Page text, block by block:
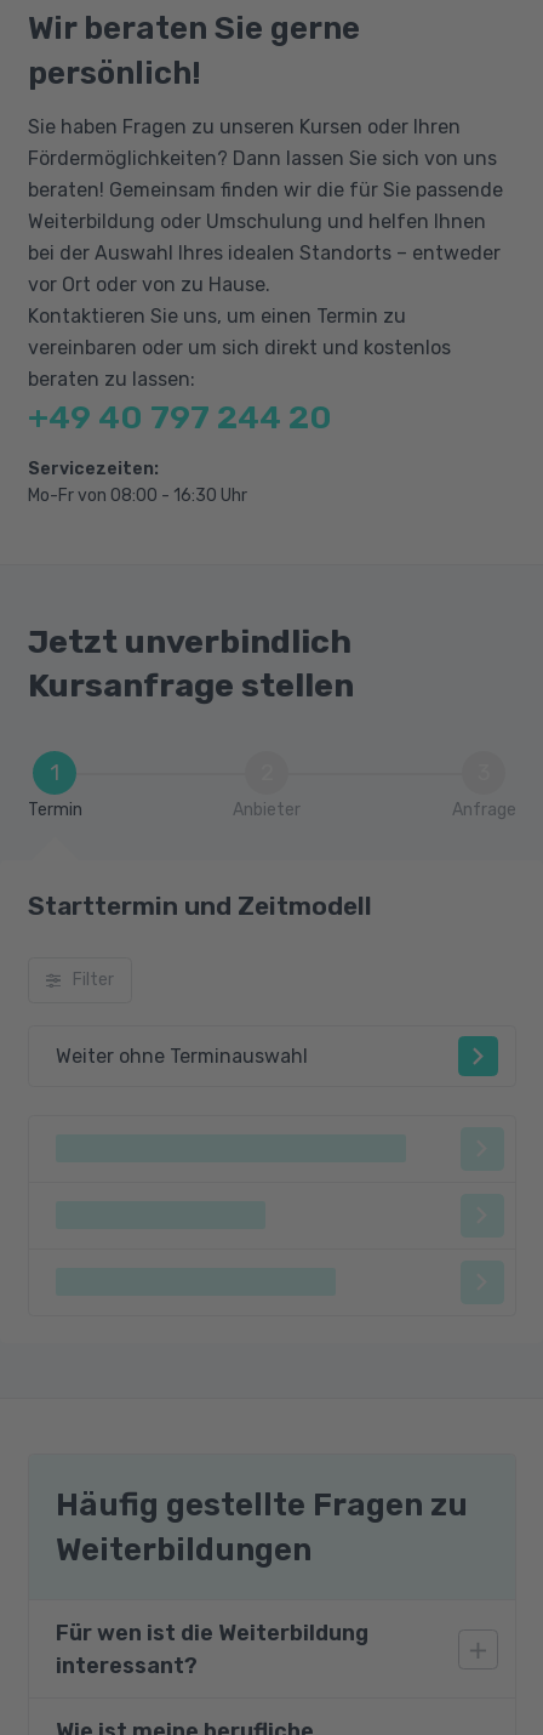
Methoden zur Prozessanalyse und -
optimierung
Lean Management
Entwicklung und Steuerung von Teams
Lösungsstrategien
Unternehmenskultur und deren Einfluss auf
Wandel
Tools zur Planung und Umsetzung von
Veränderungen
Praxisbeispiele und Fallstudien aus
Risikoanalyse und Risikomanagement
Anwendung agiler Methoden und Modelle
Qualitätsmanagement und kontinuierliche
mindestens auf dem Niveau B2 beherrschen.
Idealerweise verfügen Sie über einen
Berufsabschluss oder ein Studium. Erste
Unternehmen, z.B. im Personalwesen, in der
Produktion, im Projektmanagement oder in der
Prozessoptimierung, erleichtern den Zugang
zu den Inhalten. Fachspezifische
Vorkenntnisse in Change Management, Lean
Management oder Qualitätsmanagement sind
hilfreich, aber keine zwingende
Voraussetzung, da alle relevanten Grundlagen
im Kurs vermittelt werden.
Qualifizierungschancengesetz
Berufliche Rehabilitation
Wir beraten Sie gerne
persönlich!
Sie haben Fragen zu unseren Kursen oder Ihren
Fördermöglichkeiten? Dann lassen Sie sich von uns
beraten! Gemeinsam finden wir die für Sie passende
Weiterbildung oder Umschulung und helfen Ihnen
bei der Auswahl Ihres idealen Standorts – entweder
vor Ort oder von zu Hause.
Kontaktieren Sie uns, um einen Termin zu
vereinbaren oder um sich direkt und kostenlos
beraten zu lassen:
+49 40 797 244 20
Servicezeiten:
Mo-Fr von 08:00 - 16:30 Uhr
Jetzt unverbindlich
Kursanfrage stellen
1
Termin Anbieter Anfrage
Starttermin und Zeitmodell
Filter
Weiter ohne Terminauswahl
Häufig gestellte Fragen zu
Weiterbildungen
Für wen ist die Weiterbildung
interessant?